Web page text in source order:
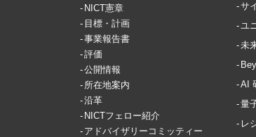
NICT憲章
目標・計画
事業報告書
評価
公開情報
所在地案内
沿革
NICTフェロー紹介
アドバイザリーコミッティー
サ
ユ
未
AI
量
レ